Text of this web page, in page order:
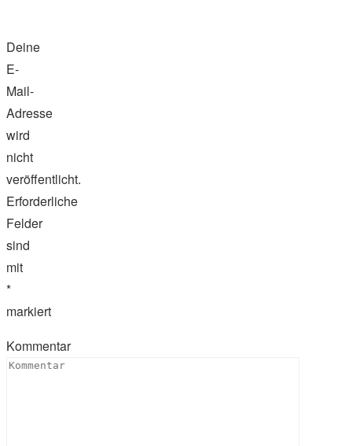
Deine
E-
Mail-
Adresse
wird
nicht
veröffentlicht.
Erforderliche
Felder
sind
mit
*
markiert
Kommentar